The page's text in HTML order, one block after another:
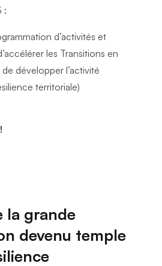
:
d’activités et
les Transitions en
développer l’activité
territoriale)
la grande
devenu temple